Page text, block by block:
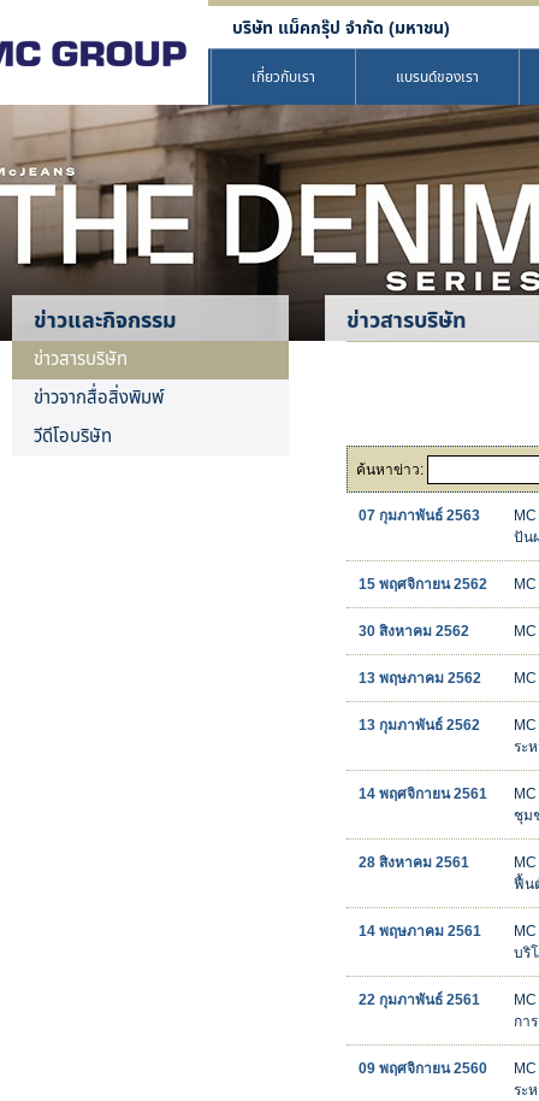
บริษัท แม็คกรุ๊ป จำกัด (มหาชน)
เกี่ยวกับเรา แบรนด์ของเรา
ข่าวและกิจกรรม
ข่าวสารบริษัท
ข่าวจากสื่อสิ่งพิมพ์
วีดีโอบริษัท
ข่าวสารบริษัท
ค้นหาข่าว:
07 กุมภาพันธ์ 2563
ปัน
15 พฤศจิกายน 2562
30 สิงหาคม 2562
13 พฤษภาคม 2562
13 กุมภาพันธ์ 2562
ระ
14 พฤศจิกายน 2561
ชุม
28 สิงหาคม 2561
ฟื้น
14 พฤษภาคม 2561
บริ
22 กุมภาพันธ์ 2561
กา
09 พฤศจิกายน 2560
ระ